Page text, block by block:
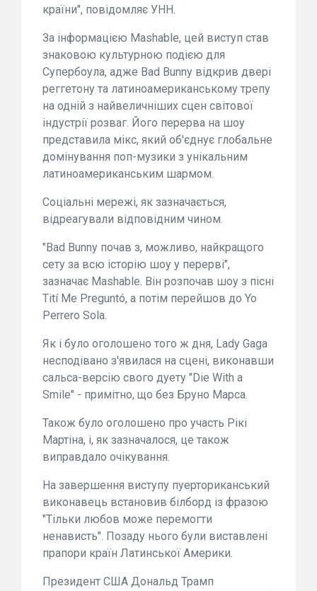
країни", повідомляє УНН.
За інформацією Mashable, цей виступ став
знаковою культурною подією для
Супербоула, адже Bad Bunny відкрив двері
реггетону та латиноамериканському трепу
на одній з найвеличніших сцен світової
індустрії розваг. Його перерва на шоу
представила мікс, який об'єднує глобальне
домінування поп-музики з унікальним
латиноамериканським шармом.
Соціальні мережі, як зазначається,
відреагували відповідним чином.
"Bad Bunny почав з, можливо, найкращого
сету за всю історію шоу у перерві",
зазначає Mashable. Він розпочав шоу з пісні
Tití Me Preguntó, а потім перейшов до Yo
Perrero Sola.
Як і було оголошено того ж дня, Lady Gaga
несподівано з'явилася на сцені, виконавши
сальса-версію свого дуету "Die With a
Smile" - примітно, що без Бруно Марса.
Також було оголошено про участь Рікі
Мартіна, і, як зазначалося, це також
виправдало очікування.
На завершення виступу пуерториканський
виконавець встановив білборд із фразою
"Тільки любов може перемогти
ненависть". Позаду нього були виставлені
прапори країн Латинської Америки.
Президент США Дональд Трамп